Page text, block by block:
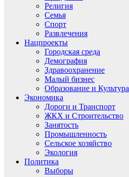
Религия
Семья
Спорт
Развлечения
Нацпроекты
Городская среда
Демография
Здравоохранение
Малый бизнес
Образование и Культура
Экономика
Дороги и Транспорт
ЖКХ и Строительство
Занятость
Промышленность
Сельское хозяйство
Экология
Политика
Выборы